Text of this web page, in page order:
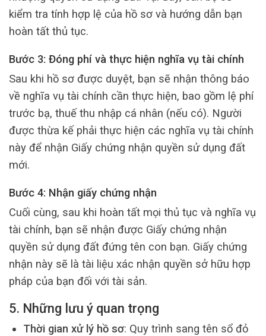
kiểm tra tính hợp lệ của hồ sơ và hướng dẫn bạn
hoàn tất thủ tục.
Bước 3: Đóng phí và thực hiện nghĩa vụ tài chính
Sau khi hồ sơ được duyệt, bạn sẽ nhận thông báo
về nghĩa vụ tài chính cần thực hiện, bao gồm lệ phí
trước bạ, thuế thu nhập cá nhân (nếu có). Người
được thừa kế phải thực hiện các nghĩa vụ tài chính
này để nhận Giấy chứng nhận quyền sử dụng đất
mới.
Bước 4: Nhận giấy chứng nhận
Cuối cùng, sau khi hoàn tất mọi thủ tục và nghĩa vụ
tài chính, bạn sẽ nhận được Giấy chứng nhận
quyền sử dụng đất đứng tên con bạn. Giấy chứng
nhận này sẽ là tài liệu xác nhận quyền sở hữu hợp
pháp của bạn đối với tài sản.
5. Những lưu ý quan trọng
Thời gian xử lý hồ sơ: Quy trình sang tên sổ đỏ